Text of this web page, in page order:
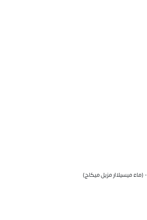
- (ماء ميسيلاار مزيل ميكاج)